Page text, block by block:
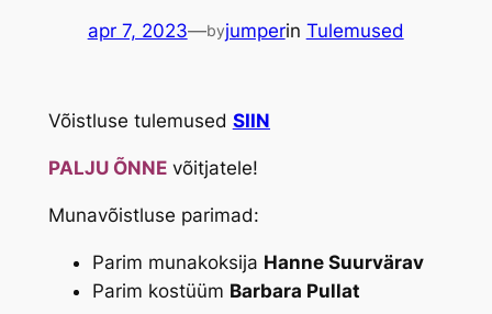
apr 7, 2023—byjumperin Tulemused
Võistluse tulemused SIIN
PALJU ÕNNEvõitjatele!
Munavõistluse parimad:
Parim munakoksija Hanne Suurvärav
Parim kostüüm Barbara Pullat